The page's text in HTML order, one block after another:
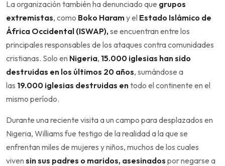
La organización también ha denunciado que grupos
extremistas, como Boko Haramy el Estado Islámico de
África Occidental (ISWAP), se encuentran entre los
principales responsables de los ataques contra comunidades
cristianas. Solo en Nigeria, 15.000 iglesias han sido
destruidas en los últimos 20 años, sumándose a
las 19.000 iglesias destruidas entodo el continente en el
mismo período.
Durante una reciente visita a un campo para desplazados en
Nigeria, Williams fue testigo de la realidad a la que se
enfrentan miles de mujeres y niños, muchos de los cuales
viven sin sus padres o maridos, asesinados por negarse a